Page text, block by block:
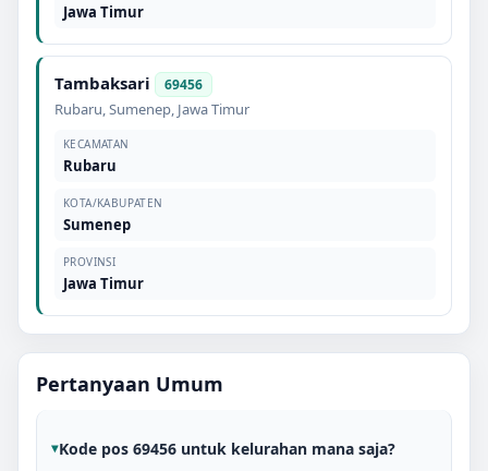
Jawa Timur
Tambaksari 69456
Rubaru,Sumenep, Jawa Timur
KECAMATAN
Rubaru
KOTA/KABUPATEN
Sumenep
PROVINSI
Jawa Timur
Pertanyaan Umum
Kode pos 69456 untuk kelurahan mana saja?